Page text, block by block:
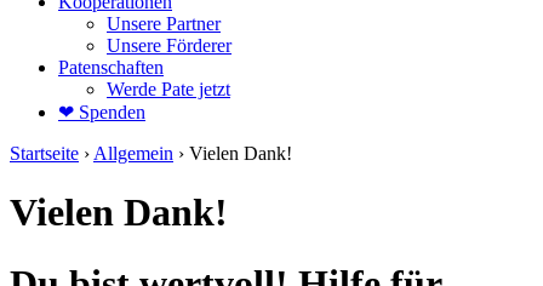
Unsere Partner
Unsere Förderer
Patenschaften
Werde Pate jetzt
❤ Spenden
Startseite › Allgemein › Vielen Dank!
Vielen Dank!